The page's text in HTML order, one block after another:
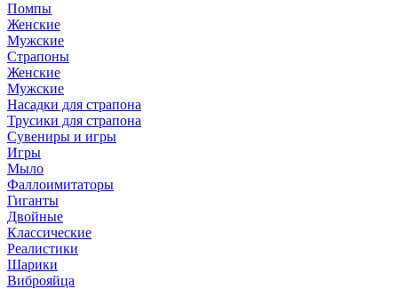
Помпы
Женские
Мужские
Страпоны
Женские
Мужские
Насадки для страпона
Трусики для страпона
Сувениры и игры
Игры
Мыло
Фаллоимитаторы
Гиганты
Двойные
Классические
Реалистики
Шарики
Виброяйца